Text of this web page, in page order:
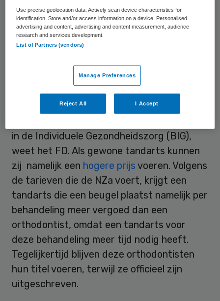
Tariefverlaging
Nadat deNederlandse Zorgautoriteit (NZa)
had aangekondigd per 1 januari 2007 de
, hebben ruim honderd
orthodontisten hun orthodontiespecialisme
laten schrappen uit het specialistenregister
in de Individuele Gezondheidszorg (BIG),
weet het FD. Als gewone tandarts kunnen
zij namelijk een hogere prijs voeren. Volgens
de tarieven die de NZa voert, krijgt een
tandarts die een beugel plaatst namelijk per
behandeling meer vergoed dan een
orthodontist, omdat een tandarts voor
deze behandeling meer tijd nodig heeft.
Tegelijkertijd blijven deze orthodontisten
hun titel voeren, terwijl ze officieel zijn
uitgeschreven.
Use precise geolocation data. Actively scan device characteristics for
identification. Store and/or access information on a device. Personalised
advertising and content, advertising and content measurement, audience
research and services development.
List of Partners (vendors)
Manage Preferences
Reject All I Accept